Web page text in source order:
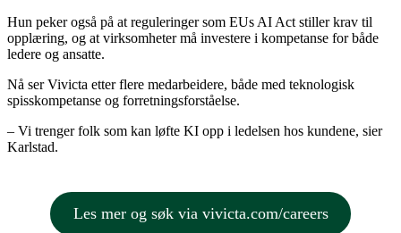
Hun peker også på at reguleringer som EUs AI Act stiller krav til
opplæring, og at virksomheter må investere i kompetanse for både
ledere og ansatte.
Nå ser Vivicta etter flere medarbeidere, både med teknologisk
spisskompetanse og forretningsforståelse.
– Vi trenger folk som kan løfte KI opp i ledelsen hos kundene, sier
Karlstad.
Les mer og søk via vivicta.com/careers